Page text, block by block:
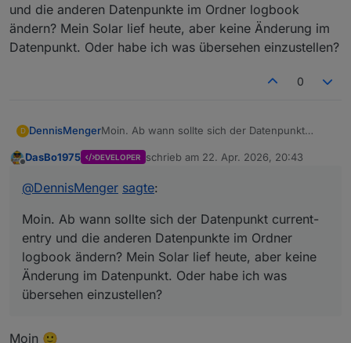
und die anderen Datenpunkte im Ordner logbook
ändern? Mein Solar lief heute, aber keine Änderung im
Datenpunkt. Oder habe ich was übersehen einzustellen?
0
D DennisMengerMoin. Ab wann sollte sich der Datenpunkt
Ordner logbook ändern? Mein Solar lief heute,
habe ich was übersehen einzustellen?
DasBo1975 DEVELOPER schrieb am 22. Apr. 2026, 20:43
zuletzt editiert von
@DennisMenger sagte:
Moin. Ab wann sollte sich der Datenpunkt current-
entry und die anderen Datenpunkte im Ordner
logbook ändern? Mein Solar lief heute, aber keine
Änderung im Datenpunkt. Oder habe ich was
übersehen einzustellen?
Moin 🙂